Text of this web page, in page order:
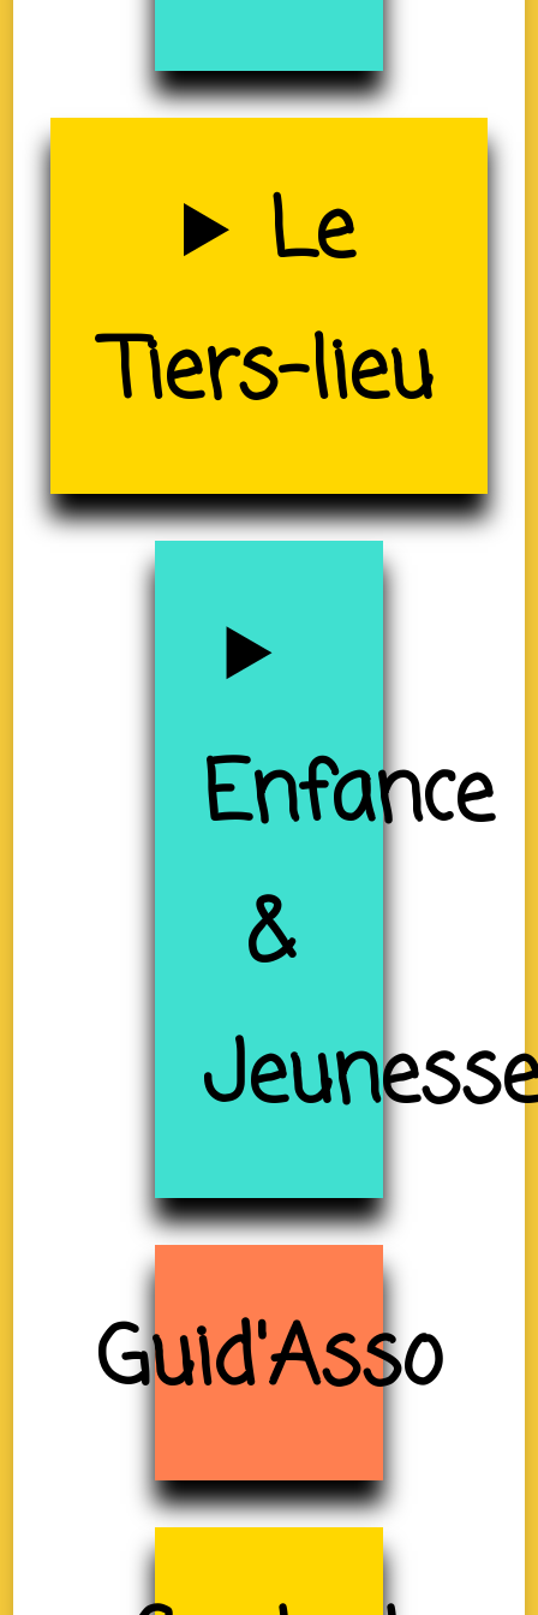
Uzerche
(19)
Le
Tiers-lieu
Enfance
&
Guid'Asso